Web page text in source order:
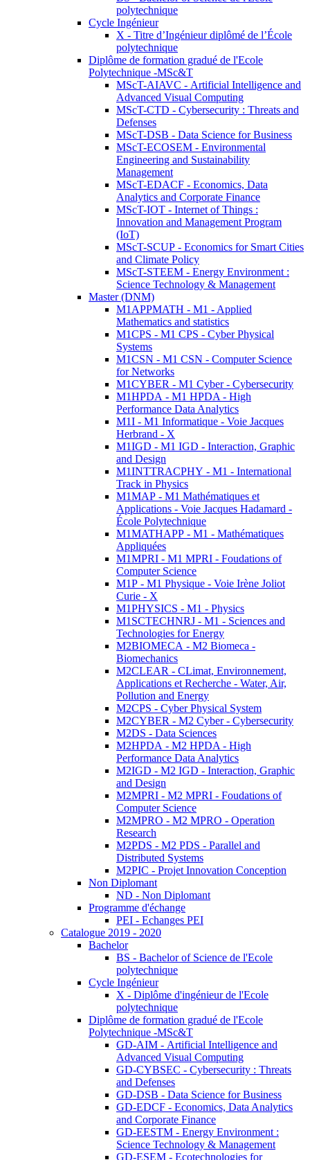
polytechnique
Cycle Ingénieur
X - Titre d’Ingénieur diplômé de l’École
polytechnique
Diplôme de formation gradué de l'Ecole
Polytechnique -MSc&T
MScT-AIAVC - Artificial Intelligence and
Advanced Visual Computing
MScT-CTD - Cybersecurity : Threats and
Defenses
MScT-DSB - Data Science for Business
MScT-ECOSEM - Environmental
Engineering and Sustainability
Management
MScT-EDACF - Economics, Data
Analytics and Corporate Finance
MScT-IOT - Internet of Things :
Innovation and Management Program
(IoT)
MScT-SCUP - Economics for Smart Cities
and Climate Policy
MScT-STEEM - Energy Environment :
Science Technology & Management
Master (DNM)
M1APPMATH - M1 - Applied
Mathematics and statistics
M1CPS - M1 CPS - Cyber Physical
Systems
M1CSN - M1 CSN - Computer Science
for Networks
M1CYBER - M1 Cyber - Cybersecurity
M1HPDA - M1 HPDA - High
Performance Data Analytics
M1I - M1 Informatique - Voie Jacques
Herbrand - X
M1IGD - M1 IGD - Interaction, Graphic
and Design
M1INTTRACPHY - M1 - International
Track in Physics
M1MAP - M1 Mathématiques et
Applications - Voie Jacques Hadamard -
École Polytechnique
M1MATHAPP - M1 - Mathématiques
Appliquées
M1MPRI - M1 MPRI - Foudations of
Computer Science
M1P - M1 Physique - Voie Irène Joliot
Curie - X
M1PHYSICS - M1 - Physics
M1SCTECHNRJ - M1 - Sciences and
Technologies for Energy
M2BIOMECA - M2 Biomeca -
Biomechanics
M2CLEAR - CLimat, Environnement,
Applications et Recherche - Water, Air,
Pollution and Energy
M2CPS - Cyber Physical System
M2CYBER - M2 Cyber - Cybersecurity
M2DS - Data Sciences
M2HPDA - M2 HPDA - High
Performance Data Analytics
M2IGD - M2 IGD - Interaction, Graphic
and Design
M2MPRI - M2 MPRI - Foudations of
Computer Science
M2MPRO - M2 MPRO - Operation
Research
M2PDS - M2 PDS - Parallel and
Distributed Systems
M2PIC - Projet Innovation Conception
Non Diplomant
ND - Non Diplomant
Programme d'échange
PEI - Echanges PEI
Catalogue 2019 - 2020
Bachelor
BS - Bachelor of Science de l'Ecole
polytechnique
Cycle Ingénieur
X - Diplôme d'ingénieur de l'Ecole
polytechnique
Diplôme de formation gradué de l'Ecole
Polytechnique -MSc&T
GD-AIM - Artificial Intelligence and
Advanced Visual Computing
GD-CYBSEC - Cybersecurity : Threats
and Defenses
GD-DSB - Data Science for Business
GD-EDCF - Economics, Data Analytics
and Corporate Finance
GD-EESTM - Energy Environment :
Science Technology & Management
GD-ESEM - Ecotechnologies for